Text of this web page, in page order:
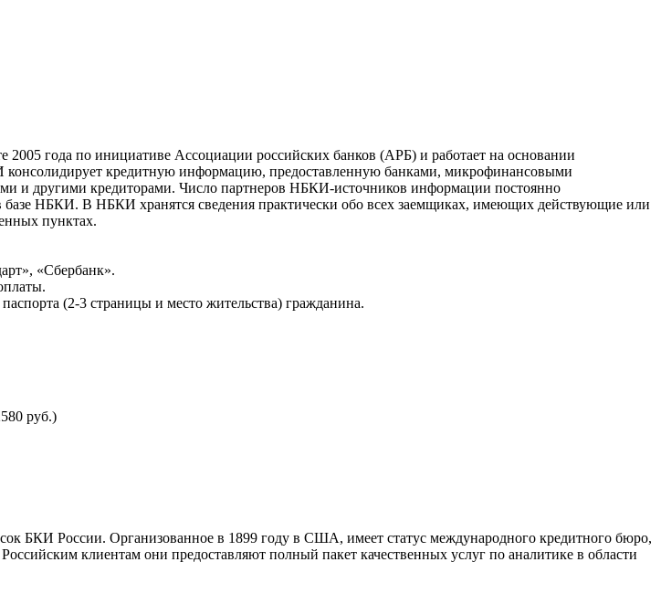
года по инициативе Ассоциации российских банков (АРБ) и работает на основании
кредитную информацию, предоставленную банками, микрофинансовыми
и другими кредиторами. Число партнеров НБКИ-источников информации постоянно
базе НБКИ. В НБКИ хранятся сведения практически обо всех заемщиках, имеющих действующие или
пунктах.
«Сбербанк».
(2-3 страницы и место жительства) гражданина.
руб.)
БКИ России. Организованное в 1899 году в США, имеет статус международного кредитного бюро,
клиентам они предоставляют полный пакет качественных услуг по аналитике в области